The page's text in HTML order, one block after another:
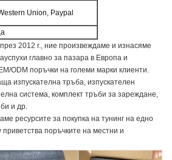
Union, Paypal
2012 г., ние произвеждаме и изнасяме
главно за пазара в Европа и
ODM поръчки на големи марки клиенти.
изпускателна тръба, изпускателен
система, комплект тръби за зареждане,
и др.
ресурсите за покупка на тунинг на едно
поръчките на местни и